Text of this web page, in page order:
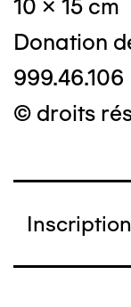
10 x 15 cm
Donation
999.46.106
© droits